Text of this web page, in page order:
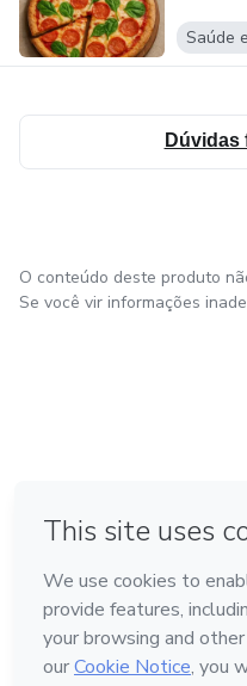
Saúde
Dúvidas
O conteúdo deste produto
Se você vir informações
Feito com ❤ na Cidade do
Conheça a Hotmart